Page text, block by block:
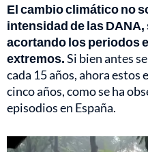
El cambio climático no
intensidad de las
acortando los periodos
extremos.Si bien antes
cada 15 años, ahora
cinco años, como se ha
episodios en España.